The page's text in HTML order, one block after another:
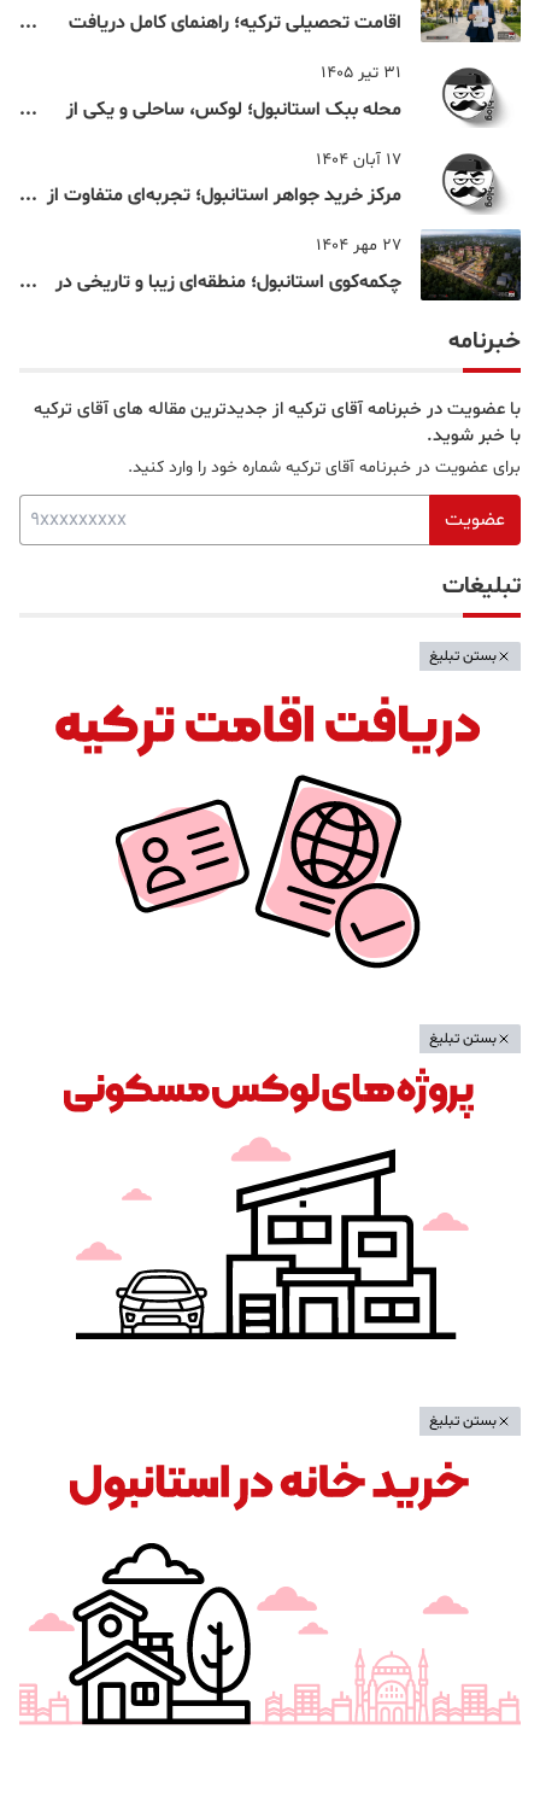
اقامت تحصیلی ترکیه؛ راهنمای کامل دریافت
31 تیر 1405
محله ببک استانبول؛ لوکس، ساحلی و یکی از
17 آبان 1404
مرکز خرید جواهر استانبول؛ تجربه‌ای متفاوت از
27 مهر 1404
چکمه‌کوی استانبول؛ منطقه‌ای زیبا و تاریخی در
خبرنامه
با عضویت در خبرنامه آقای ترکیه از جدیدترین مقاله های آقای ترکیه
با خبر شوید.
برای عضویت در خبرنامه آقای ترکیه شماره خود را وارد کنید.
عضویت
تبلیغات
بستن تبلیغ
بستن تبلیغ
بستن تبلیغ